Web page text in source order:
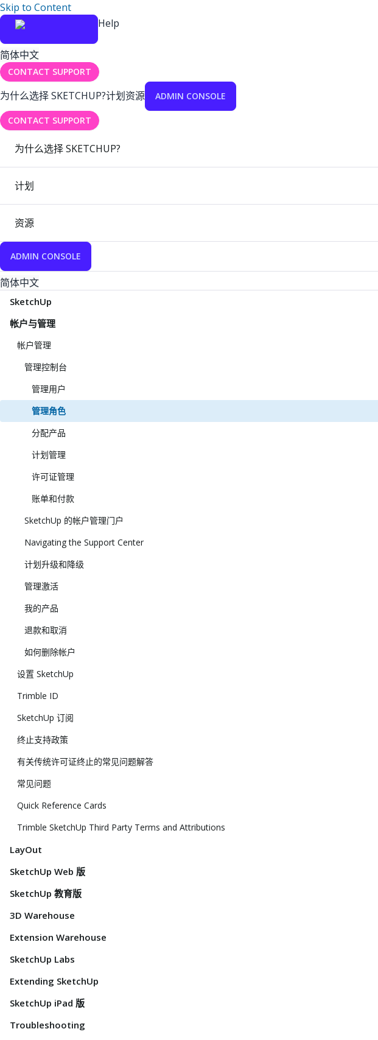
Skip to Content
Help
简体中文
CONTACT SUPPORT
为什么选择 SKETCHUP?计划资源 ADMIN CONSOLE
CONTACT SUPPORT
为什么选择 SKETCHUP?
计划
资源
ADMIN CONSOLE
简体中文
SketchUp
帐户与管理
帐户管理
管理控制台
管理用户
管理角色
分配产品
计划管理
许可证管理
账单和付款
SketchUp 的帐户管理门户
Navigating the Support Center
计划升级和降级
管理激活
我的产品
退款和取消
如何删除帐户
设置 SketchUp
Trimble ID
SketchUp 订阅
终止支持政策
有关传统许可证终止的常见问题解答
常见问题
Quick Reference Cards
Trimble SketchUp Third Party Terms and Attributions
LayOut
SketchUp Web 版
SketchUp 教育版
3D Warehouse
Extension Warehouse
SketchUp Labs
Extending SketchUp
SketchUp iPad 版
Troubleshooting